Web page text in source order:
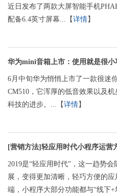
近日发布了两款大屏智能手机
配备6.4英寸屏幕...【详情】
华为mini音箱上市：使用就是很小
6月中旬华为悄悄上市了一款很迷
CM510，它浑厚的低音效果以及
科技的进步。...【详情】
[营销方法]轻应用时代小程序运营
2019是“轻应用时代”，这一趋势
展，变得更加清晰，轻巧方便的
端，小程序大部分功能都与“线下+